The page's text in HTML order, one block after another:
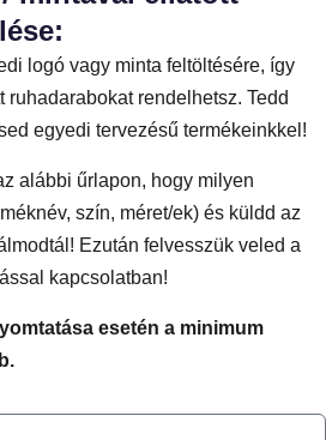
logó vagy minta feltöltésére, így
ruhadarabokat rendelhetsz. Tedd
egyedi tervezésű termékeinkkel!
alábbi űrlapon, hogy milyen
szín, méret/ek) és küldd az
Ezután felvesszük veled a
kapcsolatban!
esetén a minimum